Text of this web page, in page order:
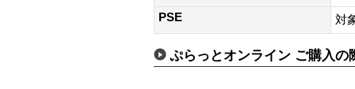
PSE
対
ぷらっとオンライン ご購入の